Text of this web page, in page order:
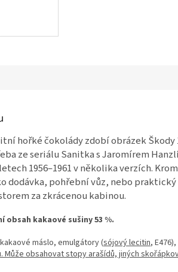
hořké čokolády zdobí obrázek Škody
ze seriálu Sanitka s Jaromírem
1956–1961 v několika verzích.
dodávka, pohřební vůz, nebo
za zkrácenou kabinou.
obsah kakaové sušiny 53 %.
máslo, emulgátory (sójový lecitin,
Může obsahovat stopy arašídů, jiných